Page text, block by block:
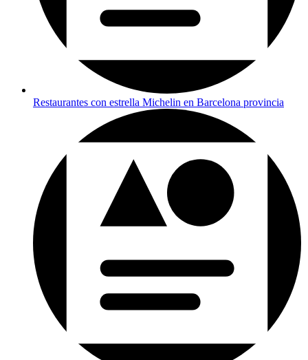
Restaurantes con estrella Michelin en Barcelona provincia